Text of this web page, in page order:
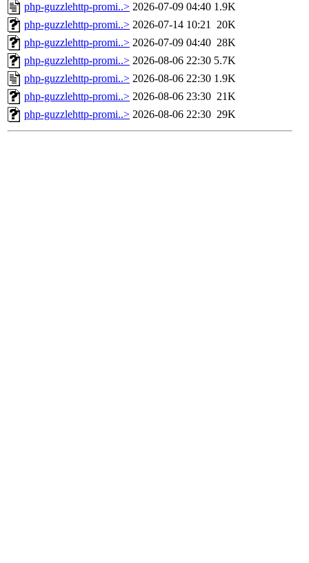
php-guzzlehttp-promi..> 2026-07-09 04:40 1.9K
php-guzzlehttp-promi..> 2026-07-14 10:21 20K
php-guzzlehttp-promi..> 2026-07-09 04:40 28K
php-guzzlehttp-promi..> 2026-08-06 22:30 5.7K
php-guzzlehttp-promi..> 2026-08-06 22:30 1.9K
php-guzzlehttp-promi..> 2026-08-06 23:30 21K
php-guzzlehttp-promi..> 2026-08-06 22:30 29K